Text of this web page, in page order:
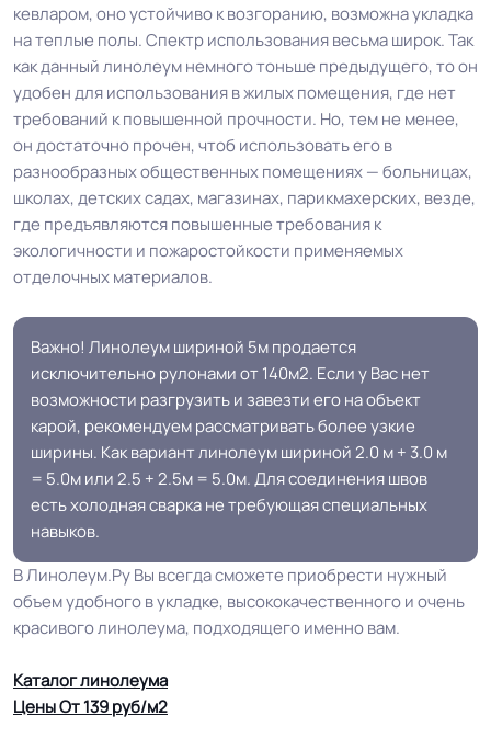
кевларом, оно устойчиво к возгоранию, возможна укладка
на теплые полы. Спектр использования весьма широк. Так
как данный линолеум немного тоньше предыдущего, то он
удобен для использования в жилых помещения, где нет
требований к повышенной прочности. Но, тем не менее,
он достаточно прочен, чтоб использовать его в
разнообразных общественных помещениях — больницах,
школах, детских садах, магазинах, парикмахерских, везде,
где предъявляются повышенные требования к
экологичности и пожаростойкости применяемых
отделочных материалов.
Важно! Линолеум шириной 5м продается
исключительно рулонами от 140м2. Если у Вас нет
возможности разгрузить и завезти его на объект
карой, рекомендуем рассматривать более узкие
ширины. Как вариант линолеум шириной 2.0 м + 3.0 м
= 5.0м или 2.5 + 2.5м = 5.0м. Для соединения швов
есть холодная сварка не требующая специальных
навыков.
В Линолеум.Ру Вы всегда сможете приобрести нужный
объем удобного в укладке, высококачественного и очень
красивого линолеума, подходящего именно вам.
Каталог линолеума
Цены От 139 руб/м2